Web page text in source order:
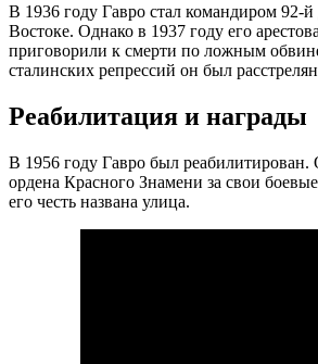
В 1936 году Гавро стал командиром 92-
Востоке. Однако в 1937 году его
приговорили к смерти по ложным
сталинских репрессий он был
Реабилитация и награды
В 1956 году Гавро был реабилитирован.
ордена Красного Знамени за свои
его честь названа улица.